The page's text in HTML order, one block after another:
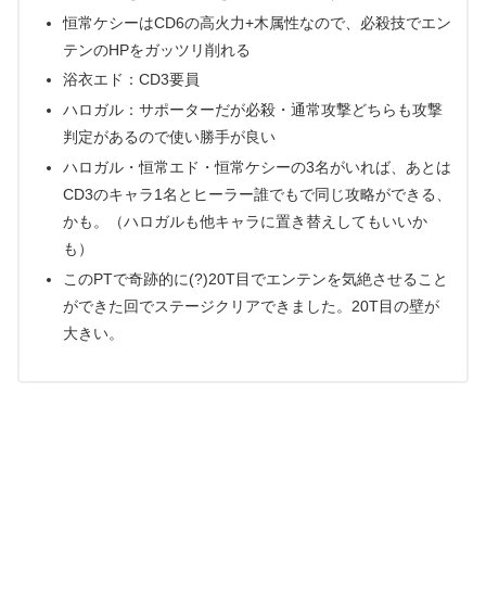
恒常ケシーはCD6の高火力+木属性なので、必殺技でエン
テンのHPをガッツリ削れる
浴衣エド：CD3要員
ハロガル：サポーターだが必殺・通常攻撃どちらも攻撃
判定があるので使い勝手が良い
ハロガル・恒常エド・恒常ケシーの3名がいれば、あとは
CD3のキャラ1名とヒーラー誰でもで同じ攻略ができる、
かも。（ハロガルも他キャラに置き替えしてもいいか
も）
このPTで奇跡的に(?)20T目でエンテンを気絶させること
ができた回でステージクリアできました。20T目の壁が
大きい。